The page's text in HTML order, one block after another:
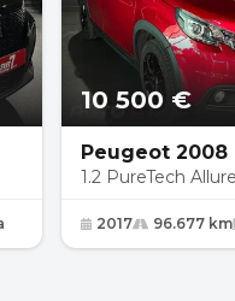
10 500 €
Peugeot 2008
1.2 PureTech Allure
2017 96.677 km